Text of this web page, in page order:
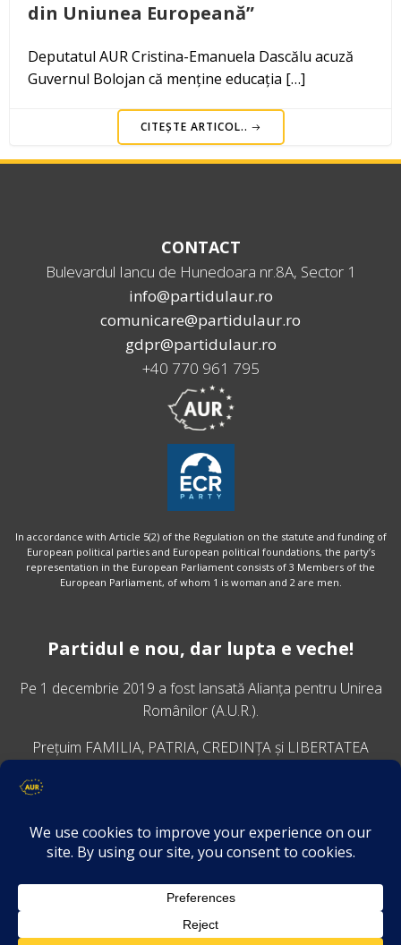
din Uniunea Europeană”
Deputatul AUR Cristina-Emanuela Dascălu acuză
Guvernul Bolojan că menține educația […]
CITEȘTE ARTICOL..
CONTACT
Bulevardul Iancu de Hunedoara nr.8A, Sector 1
info@partidulaur.ro
comunicare@partidulaur.ro
gdpr@partidulaur.ro
+40 770 961 795
In accordance with Article 5(2) of the Regulation on the statute and funding of
European political parties and European political foundations, the party’s
representation in the European Parliament consists of 3 Members of the
European Parliament, of whom 1 is woman and 2 are men.
Partidul e nou, dar lupta e veche!
Pe 1 decembrie 2019 a fost lansatăAlianța pentru Unirea
Românilor (A.U.R.).
Prețuim FAMILIA, PATRIA, CREDINȚA și LIBERTATEA
VINO ALĂTURI DE NOI
Descarcă aplicația Platforma AUR
Termeni și condiții de confidențialitate